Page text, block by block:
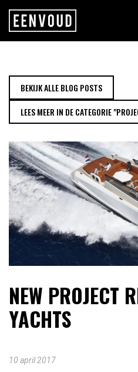
NEW PROJECT
BEKIJK ALLE BLOG POSTS
LEES MEER IN DE CATEGORIE
NEW PROJECT
YACHTS
10 april 2017